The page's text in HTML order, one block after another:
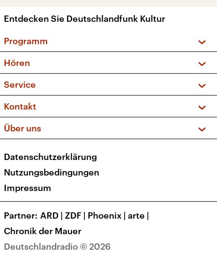
Entdecken Sie Deutschlandfunk Kultur
Programm
Sendungen und Podcasts
Musikliste
Kakadu – Das Kinderprogramm
Hören
Frequenzen (UKW + DAB+)
Service
FAQ
Apps
Newsletter
Veranstaltungen
Kontakt
Social Media
Über uns
Presse
Karriere
Transparenz
Deutschlandradio © 2026
Datenschutzerklärung
Nutzungsbedingungen
Impressum
Partner ARD | ZDF | Phoenix | arte |
Chronik der Mauer